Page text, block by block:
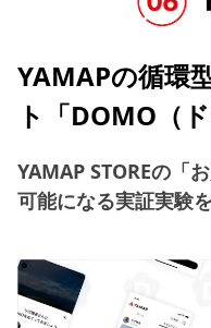
YAMAPの循環
ト「DOMO（
YAMAP STOREの「
可能になる実証実験